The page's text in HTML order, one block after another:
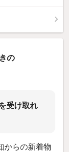
の
受け取れ
からの新着物